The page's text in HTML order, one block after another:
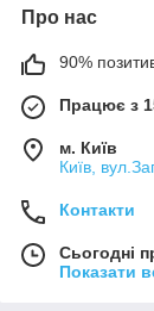
Про нас
90%
Працює з
м. Київ
Київ,
Контакти
Сьогодні
Показати